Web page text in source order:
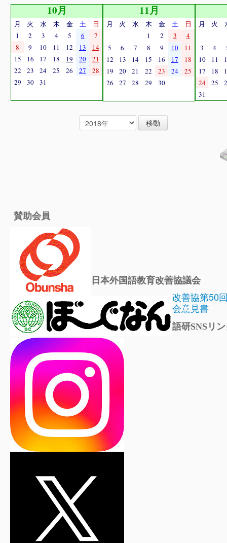
10月
月 火 水 木 金 土
日
1
2 3 4 5 6
7
8
9 10 11 12 13
14
15
16 17 18 19 20
21
22
23 24 25 26 27
28
29
30 31
11月
月 火 水 木 金 土
日
1
2 3
4
5
6 7 8 9 10
11
12
13 14 15 16 17
18
19
20 21 22 23 24
25
26
27 28 29 30
月 火
3 4
10
11
17
18
24
25
31
賛助会員
日本外国語教育改善協議会
改善協第50
会意見書
語研SNSリ